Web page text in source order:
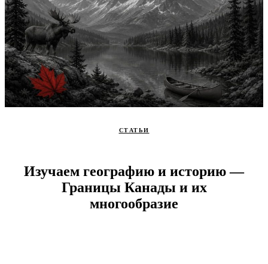
СТАТЬИ
Изучаем географию и историю —
Границы Канады и их
многообразие